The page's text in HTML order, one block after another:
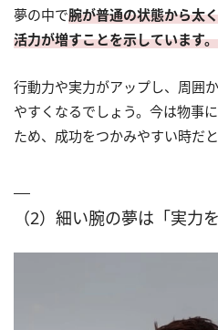
夢の中で腕が普通の状態から太
活力が増すことを示しています。
行動力や実力がアップし、周囲
やすくなるでしょう。今は物事
ため、成功をつかみやすい時だと
（2）細い腕の夢は「実力